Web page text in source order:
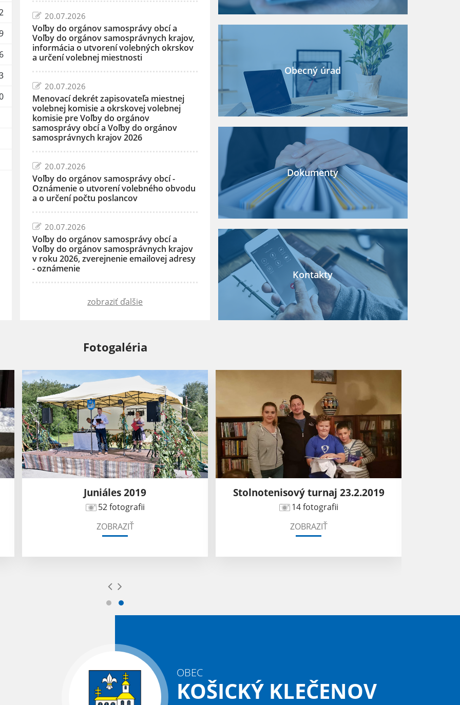
20.07.2026
Voľby do orgánov samosprávy obcí a
Voľby do orgánov samosprávnych krajov,
informácia o utvorení volebných okrskov
a určení volebnej miestnosti
20.07.2026
Menovací dekrét zapisovateľa miestnej
volebnej komisie a okrskovej volebnej
komisie pre Voľby do orgánov
samosprávy obcí a Voľby do orgánov
samosprávnych krajov 2026
20.07.2026
Voľby do orgánov samosprávy obcí -
Oznámenie o utvorení volebného obvodu
a o určení počtu poslancov
20.07.2026
Voľby do orgánov samosprávy obcí a
Voľby do orgánov samosprávnych krajov
v roku 2026, zverejnenie emailovej adresy
- oznámenie
zobraziť ďalšie
Obecný úrad
Dokumenty
Kontakty
Fotogaléria
Juniáles 2019
52 fotografii
ZOBRAZIŤ
Stolnotenisový turnaj 23.2.2019
14 fotografii
ZOBRAZIŤ
OBEC
KOŠICKÝ KLEČENOV